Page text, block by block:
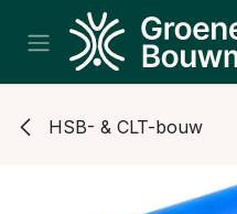
Overslaan naar inhoud
HSB- & CLT-bouw